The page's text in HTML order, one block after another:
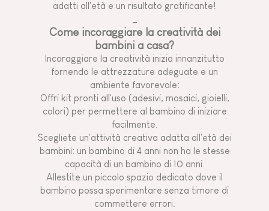
adatti all'età e un risultato gratificante!
Come incoraggiare la creatività dei
bambini a casa?
Incoraggiare la creatività inizia innanzitutto
fornendo le attrezzature adeguate e un
ambiente favorevole:
Offri kit pronti all'uso (adesivi, mosaici, gioielli,
colori) per permettere al bambino di iniziare
facilmente.
Scegliete un'attività creativa adatta all'età dei
bambini: un bambino di 4 anni non ha le stesse
capacità di un bambino di 10 anni.
Allestite un piccolo spazio dedicato dove il
bambino possa sperimentare senza timore di
commettere errori.